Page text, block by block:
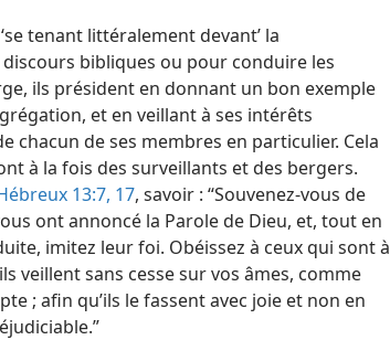
tenant littéralement devant’ la
bibliques ou pour conduire les
ils président en donnant un bon exemple
et en veillant à ses intérêts
chacun de ses membres en particulier. Cela
à la fois des surveillants et des bergers.
13:7, 17, savoir : “Souvenez-​vous de
ont annoncé la Parole de Dieu, et, tout en
imitez leur foi. Obéissez à ceux qui sont à
veillent sans cesse sur vos âmes, comme
; afin qu’ils le fassent avec joie et non en